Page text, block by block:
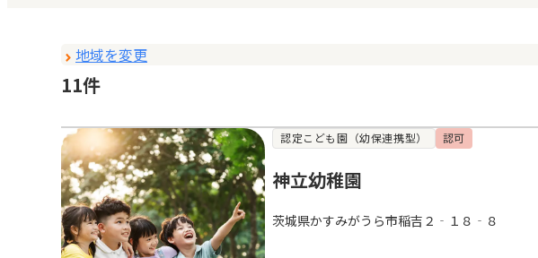
地域を変更
11件
認定こども園（幼保連携型） 認可
神立幼稚園
茨城県かすみがうら市稲吉２‐１８‐８